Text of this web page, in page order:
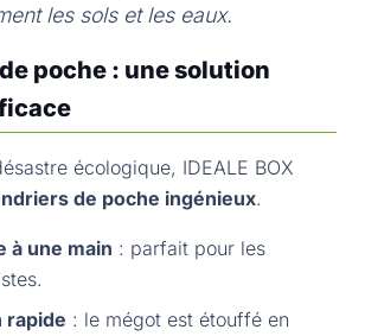
les sols et les eaux.
poche : une solution
écologique, IDEALE BOX
de poche ingénieux.
à une main : parfait pour les
rapide : le mégot est étouffé en